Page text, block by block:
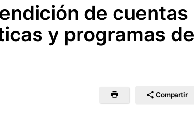
de cuentas
y programas de
Compartir